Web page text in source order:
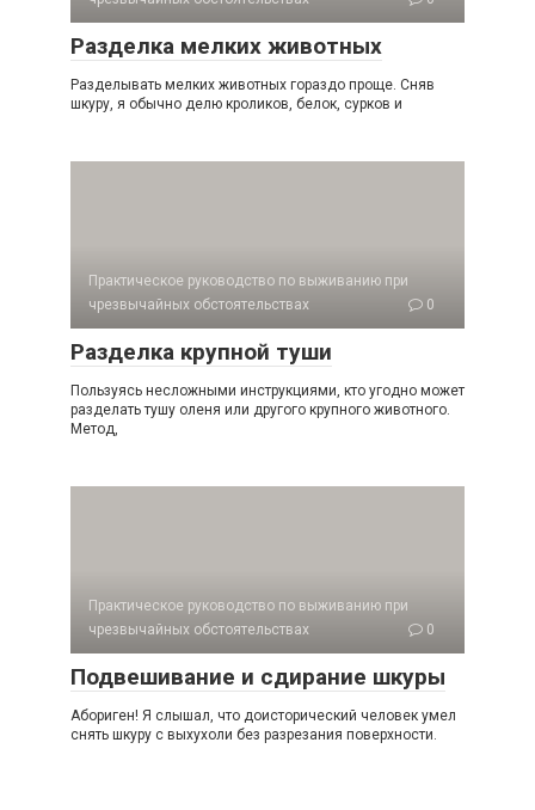
Разделка мелких животных
Разделывать мелких животных гораздо проще. Сняв
шкуру, я обычно делю кроликов, белок, сурков и
Практическое руководство по выживанию при
чрезвычайных обстоятельствах
0
Разделка крупной туши
Пользуясь несложными инструкциями, кто угодно может
разделать тушу оленя или другого крупного животного.
Метод,
Практическое руководство по выживанию при
чрезвычайных обстоятельствах
0
Подвешивание и сдирание шкуры
Абориген! Я слышал, что доисторический человек умел
снять шкуру с выхухоли без разрезания поверхности.